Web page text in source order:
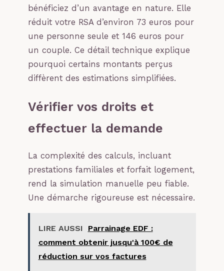
bénéficiez d’un avantage en nature. Elle
réduit votre RSA d’environ 73 euros pour
une personne seule et 146 euros pour
un couple. Ce détail technique explique
pourquoi certains montants perçus
diffèrent des estimations simplifiées.
Vérifier vos droits et
effectuer la demande
La complexité des calculs, incluant
prestations familiales et forfait logement,
rend la simulation manuelle peu fiable.
Une démarche rigoureuse est nécessaire.
LIRE AUSSI
Parrainage EDF :
comment obtenir jusqu'à 100€ de
réduction sur vos factures